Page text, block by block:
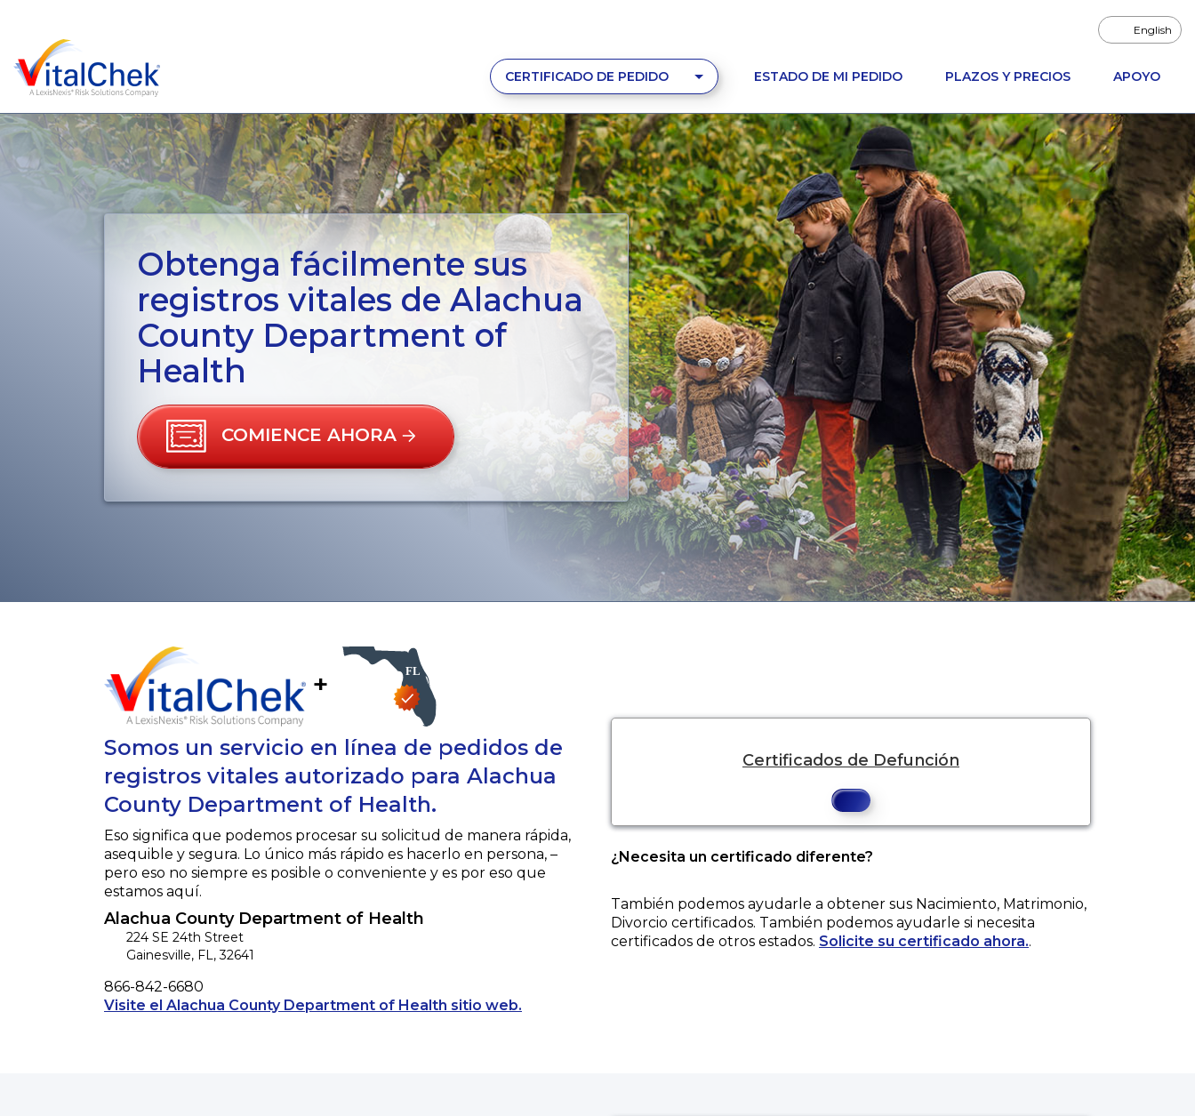
English
CERTIFICADO DE PEDIDO ESTADO DE MI PEDIDO PLAZOS Y PRECIOS APOYO
Obtenga fácilmente sus
registros vitales de Alachua
County Department of
Health
COMIENCE AHORA
+
Somos un servicio en línea de pedidos de
registros vitales autorizado para Alachua
County Department of Health.
Eso significa que podemos procesar su solicitud de manera rápida,
asequible y segura. Lo único más rápido es hacerlo en persona, –
pero eso no siempre es posible o conveniente y es por eso que
estamos aquí.
Alachua County Department of Health
224 SE 24th Street
Gainesville, FL,32641
Phone
866-842-6680
Visite el Alachua County Department of Health sitio web.
Certificados de Defunción
¿Necesita un certificado diferente?
También podemos ayudarle a obtener sus Nacimiento, Matrimonio,
Divorcio certificados. También podemos ayudarle si necesita
certificados de otros estados. Solicite su certificado ahora..